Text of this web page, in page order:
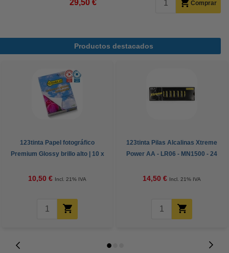
29,50 € Comprar
Productos destacados
123tinta Papel fotográfico
Premium Glossy brillo alto | 10 x
10,50 € Incl. 21% IVA
123tinta Pilas Alcalinas Xtreme
Power AA - LR06 - MN1500 - 24
14,50 € Incl. 21% IVA